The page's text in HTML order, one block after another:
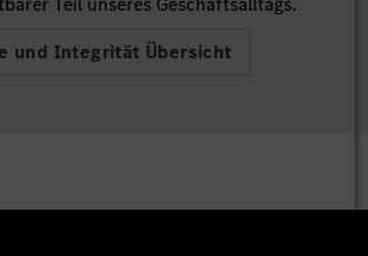
und Integrität Übersicht